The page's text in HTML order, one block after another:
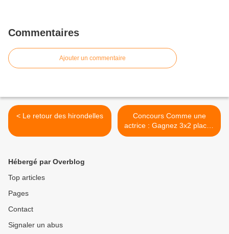
Commentaires
Ajouter un commentaire
< Le retour des hirondelles
Concours Comme une
actrice : Gagnez 3x2 places
(Terminé) >
Hébergé par Overblog
Top articles
Pages
Contact
Signaler un abus